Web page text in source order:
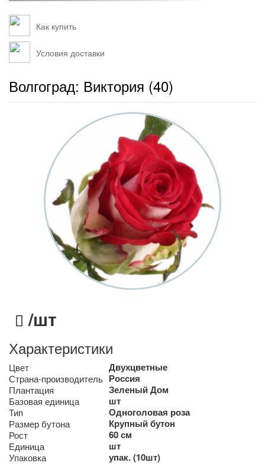
Как купить
Условия доставки
Волгоград: Виктория (40)
/шт
Характеристики
Цвет Двухцветные
Страна-производитель Россия
Плантация Зеленый Дом
Базовая единица шт
Тип Одноголовая роза
Размер бутона Крупный бутон
Рост 60 см
Единица шт
Упаковка упак. (10шт)